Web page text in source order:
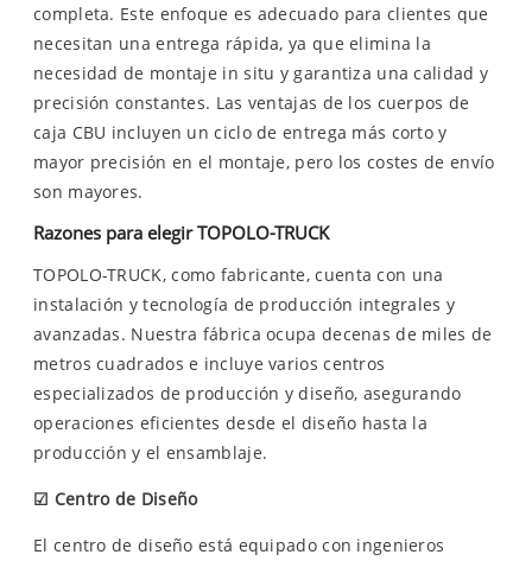
completa. Este enfoque es adecuado para clientes que
necesitan una entrega rápida, ya que elimina la
necesidad de montaje in situ y garantiza una calidad y
precisión constantes. Las ventajas de los cuerpos de
caja CBU incluyen un ciclo de entrega más corto y
mayor precisión en el montaje, pero los costes de envío
son mayores.
Razones para elegir TOPOLO-TRUCK
TOPOLO-TRUCK, como fabricante, cuenta con una
instalación y tecnología de producción integrales y
avanzadas. Nuestra fábrica ocupa decenas de miles de
metros cuadrados e incluye varios centros
especializados de producción y diseño, asegurando
operaciones eficientes desde el diseño hasta la
producción y el ensamblaje.
☑ Centro de Diseño
El centro de diseño está equipado con ingenieros